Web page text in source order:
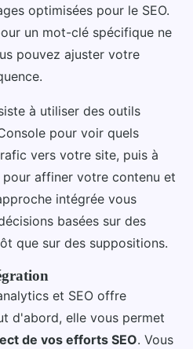
optimisées pour le SEO.
un mot-clé spécifique ne
pouvez ajuster votre
à utiliser des outils
pour voir quels
vers votre site, puis à
affiner votre contenu et
intégrée vous
basées sur des
que sur des suppositions.
et SEO offre
d'abord, elle vous permet
de vos efforts SEO. Vous